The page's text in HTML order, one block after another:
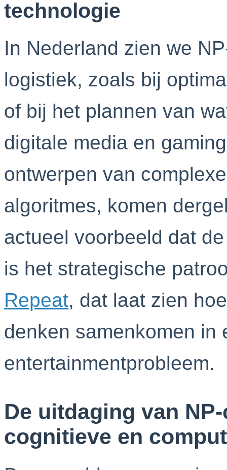
technologie
In Nederland zien we
logistiek, zoals bij
of bij het plannen van
digitale media en
ontwerpen van
algoritmes, komen
actueel voorbeeld dat
is het strategische
Repeat, dat laat zien
denken samenkomen in
entertainmentprobleem.
De uitdaging van
cognitieve en